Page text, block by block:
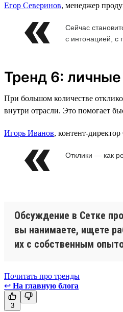
Егор Северинов, менеджер
Сейчас
с интонацией, с
Тренд 6:
При большом количестве
внутри отрасли. Это помогает
Игорь Иванов, контент-
Отклики — как
Обсуждение в Сетке
вы нанимаете, ищете
их с собственным
Почитать про тренды
↩ На главную блога
3